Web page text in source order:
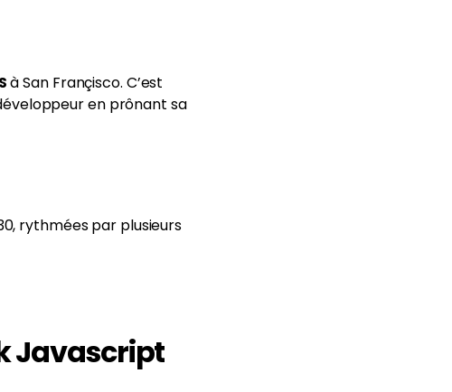
à San Françisco. C’est
en prônant sa
rythmées par plusieurs
Javascript